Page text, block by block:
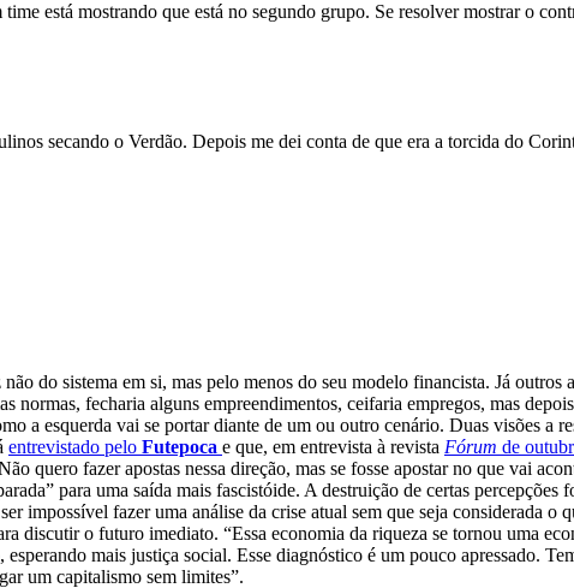
está mostrando que está no segundo grupo. Se resolver mostrar o
secando o Verdão. Depois me dei conta de que era a torcida do
do sistema em si, mas pelo menos do seu modelo financista. Já outros
normas, fecharia alguns empreendimentos, ceifaria empregos, mas
a esquerda vai se portar diante de um ou outro cenário. Duas visões a
entrevistado pelo Futepoca e que, em entrevista à revista Fórum de
quero fazer apostas nessa direção, mas se fosse apostar no que vai
para uma saída mais fascistóide. A destruição de certas percepções
impossível fazer uma análise da crise atual sem que seja considerada o
discutir o futuro imediato. “Essa economia da riqueza se tornou uma
mais justiça social. Esse diagnóstico é um pouco apressado.
um capitalismo sem limites”.